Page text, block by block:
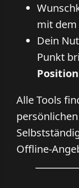
mit dem
Dein
Punkt
Alle Tools
Offline-